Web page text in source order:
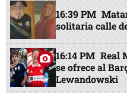
16:39 PM
solitaria calle
16:14 PM Real
se ofrece al
Lewandowski